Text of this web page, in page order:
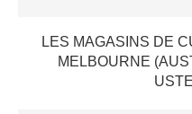
LES MAGASINS DE
MELBOURNE